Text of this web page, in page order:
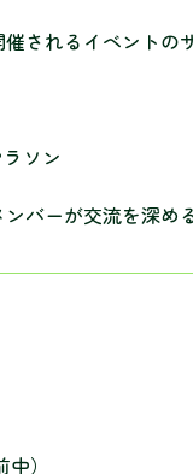
催されるイベントの
ソン
バーが交流を深め
）